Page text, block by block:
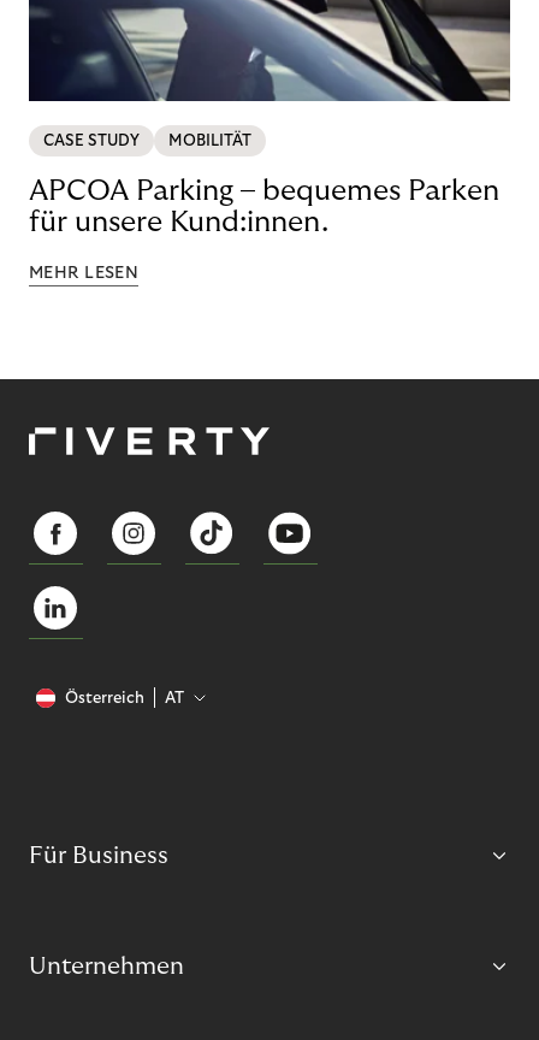
CASE STUDY MOBILITÄT
APCOA Parking – bequemes Parken
für unsere Kund:innen.
MEHR LESEN
Österreich AT
Für Business
Unternehmen